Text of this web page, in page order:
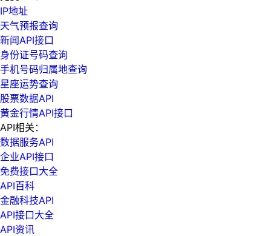
IP地址
天气预报查询
新闻API接口
身份证号码查询
手机号码归属地查询
星座运势查询
股票数据API
黄金行情API接口
API相关：
数据服务API
企业API接口
免费接口大全
API百科
金融科技API
API接口大全
API资讯